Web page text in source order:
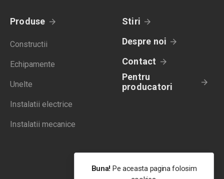
Produse
Constructii
Echipamente
Unelte
Instalatii electrice
Instalatii mecanice
Stiri
Despre noi
Contact
Pentru
producatori
Buna! Pe aceasta pagina folosim